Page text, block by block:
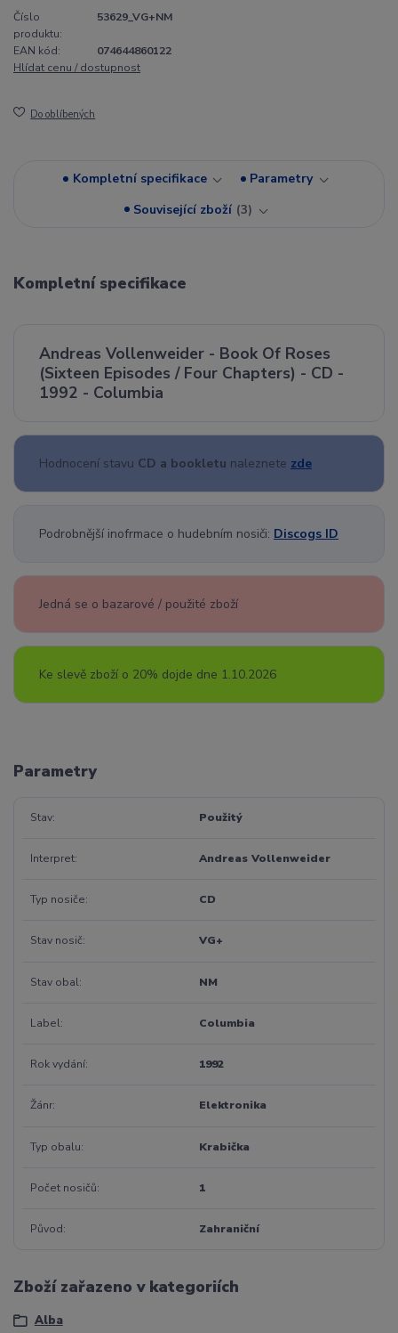
Číslo
produktu:
53629_VG+NM
EAN kód:
074644860122
Hlídat cenu / dostupnost
Do oblíbených
Kompletní specifikace
Parametry
Související zboží 3
Kompletní specifikace
Andreas Vollenweider - Book Of Roses
(Sixteen Episodes / Four Chapters) - CD -
1992 - Columbia
Hodnocení stavu CD a bookletu naleznete zde
Podrobnější inofrmace o hudebním nosiči: Discogs ID
Jedná se o bazarové / použité zboží
Ke slevě zboží o 20% dojde dne 1.10.2026
Parametry
Stav Použitý
Interpret Andreas Vollenweider
Typ nosiče CD
Stav nosič VG+
Stav obal NM
Label Columbia
Rok vydání 1992
Žánr Elektronika
Typ obalu Krabička
Počet nosičů 1
Původ Zahraniční
Zboží zařazeno v kategoriích
Alba